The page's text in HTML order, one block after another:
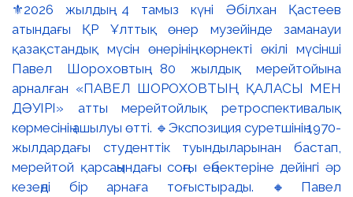
⚜️2026 жылдың 4 тамыз күні Әбілхан Қастеев
атындағы ҚР Ұлттық өнер музейінде заманауи
қазақстандық мүсін өнерінің көрнекті өкілі мүсінші
Павел Шороховтың 80 жылдық мерейтойына
арналған «ПАВЕЛ ШОРОХОВТЫҢ ҚАЛАСЫ МЕН
ДӘУІРІ» атты мерейтойлық ретроспективалық
көрмесінің ашылуы өтті. 🔹Экспозиция суретшінің 1970-
жылдардағы студенттік туындыларынан бастап,
мерейтой қарсаңындағы соңғы еңбектеріне дейінгі әр
кезеңді бір арнаға тоғыстырады. 🔸Павел